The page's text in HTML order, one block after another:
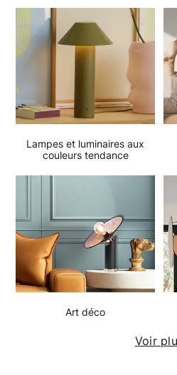
Lampes et luminaires aux
couleurs tendance
Art déco
Voir